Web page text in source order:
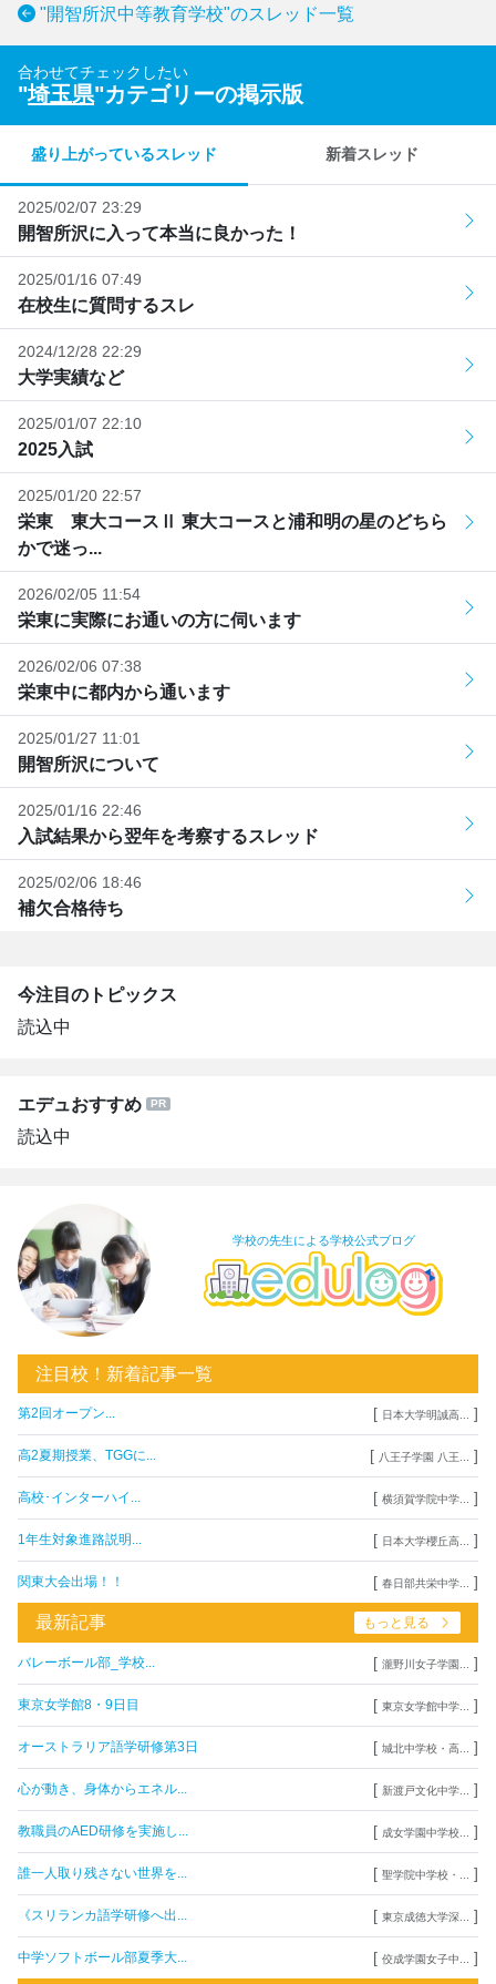
"開智所沢中等教育学校"のスレッド一覧
合わせてチェックしたい
"埼玉県"カテゴリーの掲示版
盛り上がっているスレッド 新着スレッド
2025/02/07 23:29
開智所沢に入って本当に良かった！
2025/01/16 07:49
在校生に質問するスレ
2024/12/28 22:29
大学実績など
2025/01/07 22:10
2025入試
2025/01/20 22:57
栄東 東大コースⅡ 東大コースと浦和明の星のどちら
かで迷っ...
2026/02/05 11:54
栄東に実際にお通いの方に伺います
2026/02/06 07:38
栄東中に都内から通います
2025/01/27 11:01
開智所沢について
2025/01/16 22:46
入試結果から翌年を考察するスレッド
2025/02/06 18:46
補欠合格待ち
今注目のトピックス
読込中
エデュおすすめ
読込中
学校の先生による学校公式ブログ
注目校！新着記事一覧
第2回オープン... [ 日本大学明誠高... ]
高2夏期授業、TGGに... [ 八王子学園 八王... ]
高校･インターハイ... [ 横須賀学院中学... ]
1年生対象進路説明... [ 日本大学櫻丘高... ]
関東大会出場！！ [ 春日部共栄中学... ]
最新記事 もっと見る
バレーボール部_学校... [ 瀧野川女子学園... ]
東京女学館8・9日目 [ 東京女学館中学... ]
オーストラリア語学研修第3日 [ 城北中学校・高... ]
心が動き、身体からエネル... [ 新渡戸文化中学... ]
教職員のAED研修を実施し... [ 成女学園中学校... ]
誰一人取り残さない世界を... [ 聖学院中学校・... ]
《スリランカ語学研修へ出... [ 東京成徳大学深... ]
中学ソフトボール部夏季大... [ 佼成学園女子中... ]